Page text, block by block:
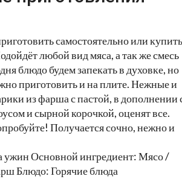
самостоятельно или купить
любой вид мяса, а так же смесь
блюдо будем запекать в духовке, но
приготовить и на плите. Нежные и
из фарша с пастой, в дополнении
и сырной корочкой, оценят все.
Получается сочно, нежно и
ужин Основной ингредиент: Мясо /
Блюдо: Горячие блюда